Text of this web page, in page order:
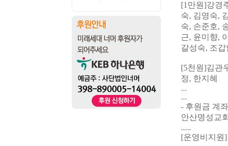
[1 만원]강경
숙, 김영숙,
숙, 손준호,
근, 윤미향,
갈성숙, 조갑
[5천원]김관
정, 한지혜
...
...
- 후원금 계
안산명성교
.....
[운영비지원]